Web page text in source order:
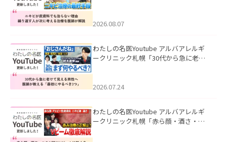
ました。
2026.08.07
わたしの名医Youtube アルバアレルギ
ークリニック札幌「30代から急に老け
た。
2026.07.24
わたしの名医Youtube アルバアレルギ
ークリニック札幌「赤ら顔・酒さ・ニ